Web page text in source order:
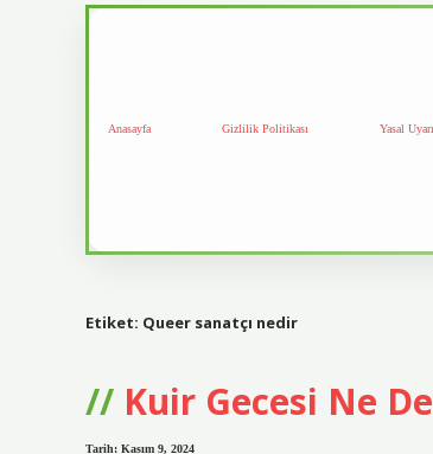
Anasayfa Gizlilik Politikası Yasal Uyarı
Etiket: Queer sanatçı nedir
Kuir Gecesi Ne
Tarih: Kasım 9, 2024